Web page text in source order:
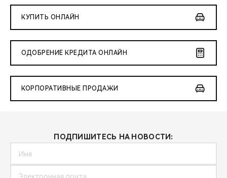
КУПИТЬ ОНЛАЙН
ОДОБРЕНИЕ КРЕДИТА ОНЛАЙН
КОРПОРАТИВНЫЕ ПРОДАЖИ
ПОДПИШИТЕСЬ НА НОВОСТИ: